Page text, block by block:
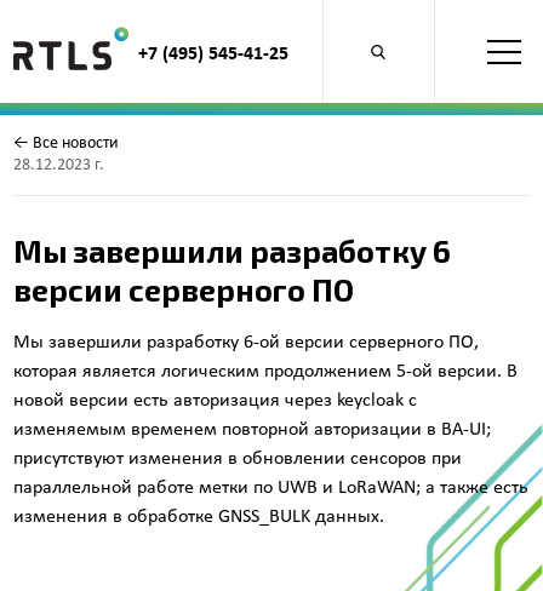
Открыть
продуктам
+7 (495) 545-41-25
← Все новости
28.12.2023 г.
Мы завершили разработку 6
версии серверного ПО
Мы завершили разработку 6-ой версии серверного ПО,
которая является логическим продолжением 5-ой версии. В
новой версии есть авторизация через keycloak с
изменяемым временем повторной авторизации в BA-UI;
присутствуют изменения в обновлении сенсоров при
параллельной работе метки по UWB и LoRaWAN; а также есть
изменения в обработке GNSS_BULK данных.